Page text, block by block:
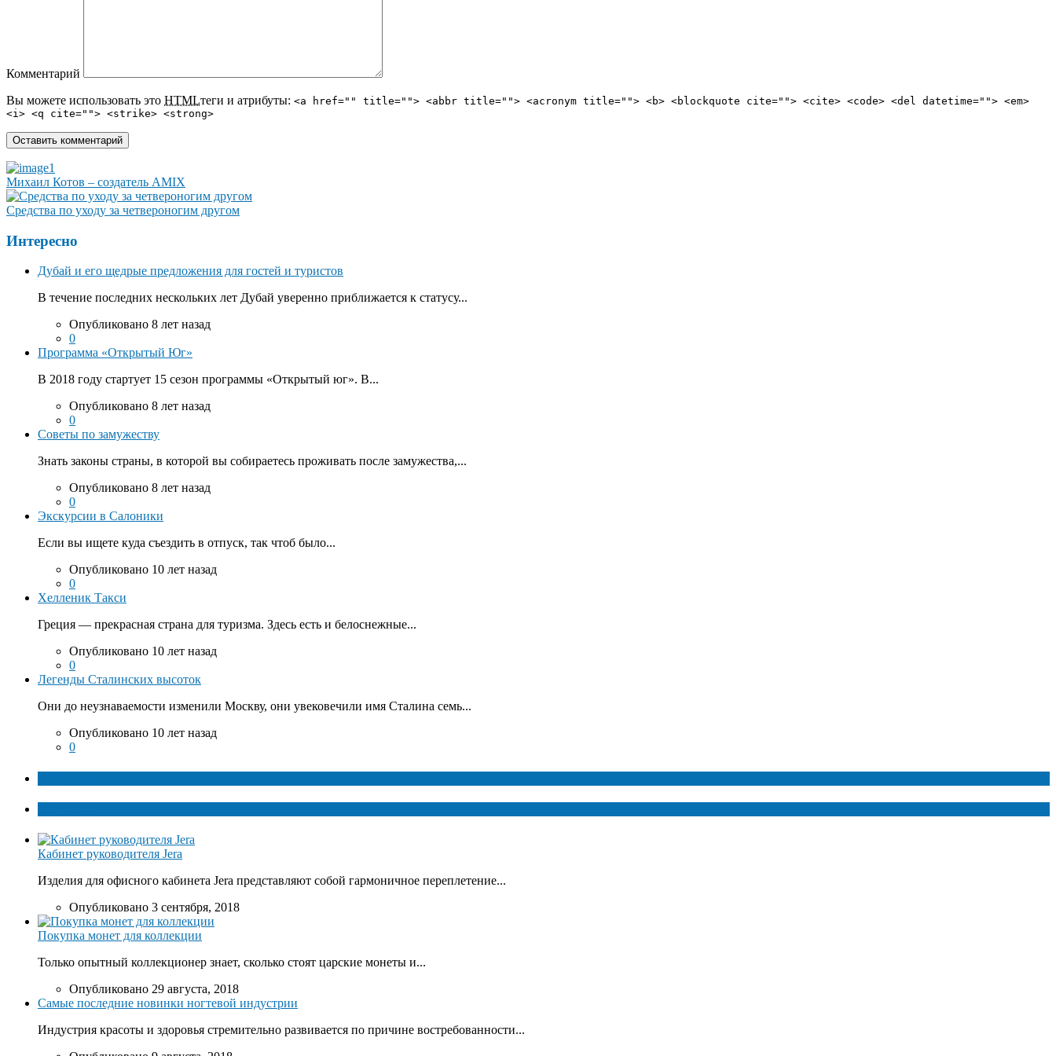
Комментарий
Вы можете использовать это HTMLтеги и атрибуты: <a href="" title=""> <abbr title=""> <acronym title=""> <b> <blockquote cite=""> <cite> <code> <del datetime=""> <em>
<i> <q cite=""> <strike> <strong>
Михаил Котов – создатель AMIX
Средства по уходу за четвероногим другом
Интересно
Дубай и его щедрые предложения для гостей и туристов
В течение последних нескольких лет Дубай уверенно приближается к статусу...
Опубликовано 8 лет назад
0
Программа «Открытый Юг»
В 2018 году стартует 15 сезон программы «Открытый юг». В...
Опубликовано 8 лет назад
0
Советы по замужеству
Знать законы страны, в которой вы собираетесь проживать после замужества,...
Опубликовано 8 лет назад
0
Экскурсии в Салоники
Если вы ищете куда съездить в отпуск, так чтоб было...
Опубликовано 10 лет назад
0
Хелленик Такси
Греция — прекрасная страна для туризма. Здесь есть и белоснежные...
Опубликовано 10 лет назад
0
Легенды Сталинских высоток
Они до неузнаваемости изменили Москву, они увековечили имя Сталина семь...
Опубликовано 10 лет назад
0
Кабинет руководителя Jera
Изделия для офисного кабинета Jera представляют собой гармоничное переплетение...
Опубликовано 3 сентября, 2018
Покупка монет для коллекции
Только опытный коллекционер знает, сколько стоят царские монеты и...
Опубликовано 29 августа, 2018
Самые последние новинки ногтевой индустрии
Индустрия красоты и здоровья стремительно развивается по причине востребованности...